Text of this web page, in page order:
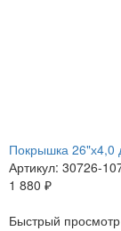
Покрышка 26"х4,0
Артикул: 30726-
1 880 ₽
Быстрый просмотр